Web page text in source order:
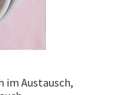
im Austausch,